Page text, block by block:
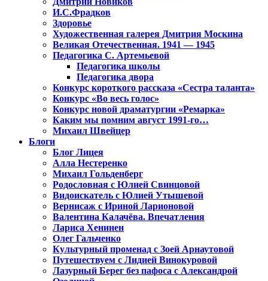
И.С.Фрадков
Здоровье
Художественная галерея Дмитрия Москина
Великая Отечественная. 1941 — 1945
Педагогика С. Артемьевой
Педагогика школы
Педагогика двора
Конкурс короткого рассказа «Сестра таланта»
Конкурс «Во весь голос»
Конкурс новой драматургии «Ремарка»
Каким мы помним август 1991-го…
Михаил Швейцер
Блоги
Блог Лицея
Алла Нестеренко
Михаил Гольденберг
Родословная с Юлией Свинцовой
Видоискатель с Юлией Утышевой
Вернисаж с Ириной Ларионовой
Валентина Калачёва. Впечатления
Лариса Хенинен
Олег Гальченко
Культурный променад с Зоей Арнаутовой
Путешествуем с Лидией Винокуровой
Лазурный Берег без пафоса с Александрой